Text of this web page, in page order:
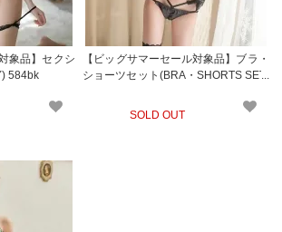
象品】セクシ
584bk
【ビッグサマーセール対象品】ブラ・
ショーツセット(BRA・SHORTS SET)
SOLD OUT